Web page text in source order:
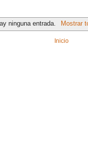
ninguna entrada. Mostrar
Inicio